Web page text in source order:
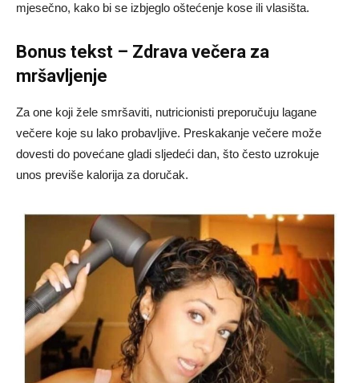
mjesečno, kako bi se izbjeglo oštećenje kose ili vlasišta.
Bonus tekst – Zdrava večera za
mršavljenje
Za one koji žele smršaviti, nutricionisti preporučuju lagane
večere koje su lako probavljive. Preskakanje večere može
dovesti do povećane gladi sljedeći dan, što često uzrokuje
unos previše kalorija za doručak.